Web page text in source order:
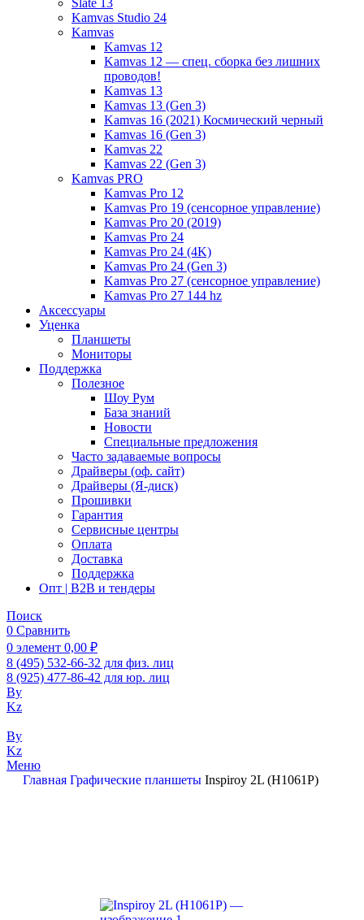
Slate 13
Kamvas Studio 24
Kamvas
Kamvas 12
Kamvas 12 — спец. сборка без лишних
проводов!
Kamvas 13
Kamvas 13 (Gen 3)
Kamvas 16 (2021) Космический черный
Kamvas 16 (Gen 3)
Kamvas 22
Kamvas 22 (Gen 3)
Kamvas PRO
Kamvas Pro 12
Kamvas Pro 19 (сенсорное управление)
Kamvas Pro 20 (2019)
Kamvas Pro 24
Kamvas Pro 24 (4K)
Kamvas Pro 24 (Gen 3)
Kamvas Pro 27 (сенсорное управление)
Kamvas Pro 27 144 hz
Аксессуары
Уценка
Планшеты
Мониторы
Поддержка
Полезное
Шоу Рум
База знаний
Новости
Специальные предложения
Часто задаваемые вопросы
Драйверы (оф. сайт)
Драйверы (Я-диск)
Прошивки
Гарантия
Сервисные центры
Оплата
Доставка
Поддержка
Опт | B2B и тендеры
Поиск
0 Сравнить
0 элемент 0,00 ₽
8 (495) 532-66-32 для физ. лиц
8 (925) 477-86-42 для юр. лиц
By
Kz
By
Kz
Меню
Главная Графические планшеты Inspiroy 2L (H1061P)